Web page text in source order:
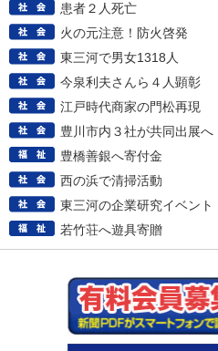
患者２人死亡
火の元注意！防火啓発
東三河で男女1318人
今泉利夫さんら４人顕彰
江戸時代商家の門松再現
豊川市内３社が共同出展へ
豊橋善銀へ寄付金
西の浜で清掃活動
東三河の企業研究イベント
若竹荘へ遊具寄贈